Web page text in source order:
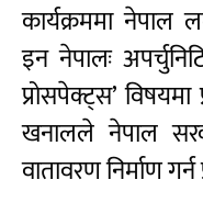
कार्यक्रममा नेपाल
इन नेपालः
प्रोसपेक्ट्स’
खनालले नेपाल
वातावरण निर्माण